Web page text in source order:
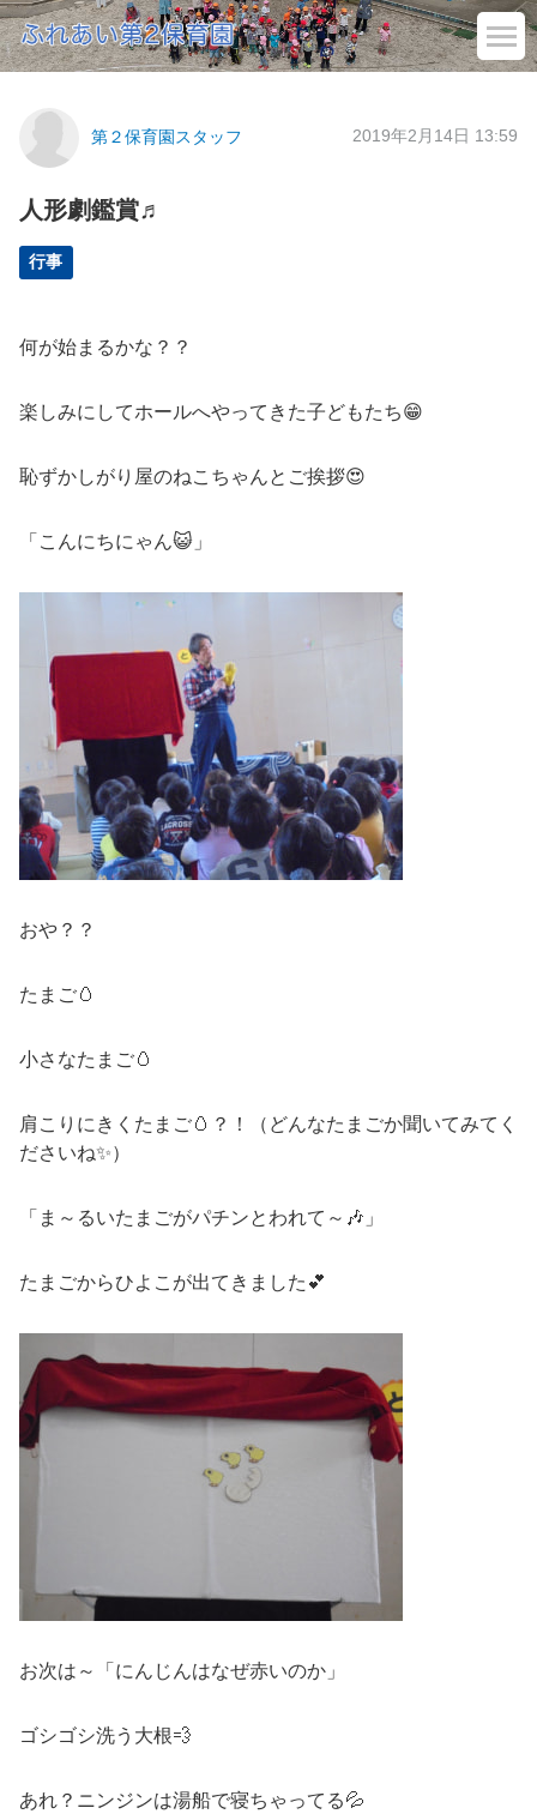
第２保育園スタッフ 2019年2月14日 13:59
人形劇鑑賞♬
行事
何が始まるかな？？
楽しみにしてホールへやってきた子どもたち😁
恥ずかしがり屋のねこちゃんとご挨拶😍
「こんにちにゃん😺」
おや？？
たまご🥚
小さなたまご🥚
肩こりにきくたまご🥚？！（どんなたまごか聞いてみてく
ださいね✨）
「ま～るいたまごがパチンとわれて～🎶」
たまごからひよこが出てきました💕
お次は～「にんじんはなぜ赤いのか」
ゴシゴシ洗う大根💨
あれ？ニンジンは湯船で寝ちゃってる💦